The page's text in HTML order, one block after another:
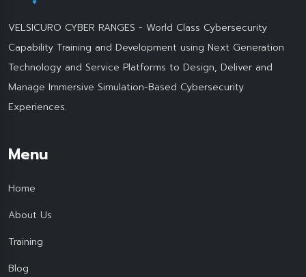
VELSICURO CYBER RANGES - World Class Cybersecurity
Capability Training and Development using Next Generation
Technology and Service Platforms to Design, Deliver and
Manage Immersive Simulation-Based Cybersecurity
Experiences.
Menu
Home
About Us
Training
Blog